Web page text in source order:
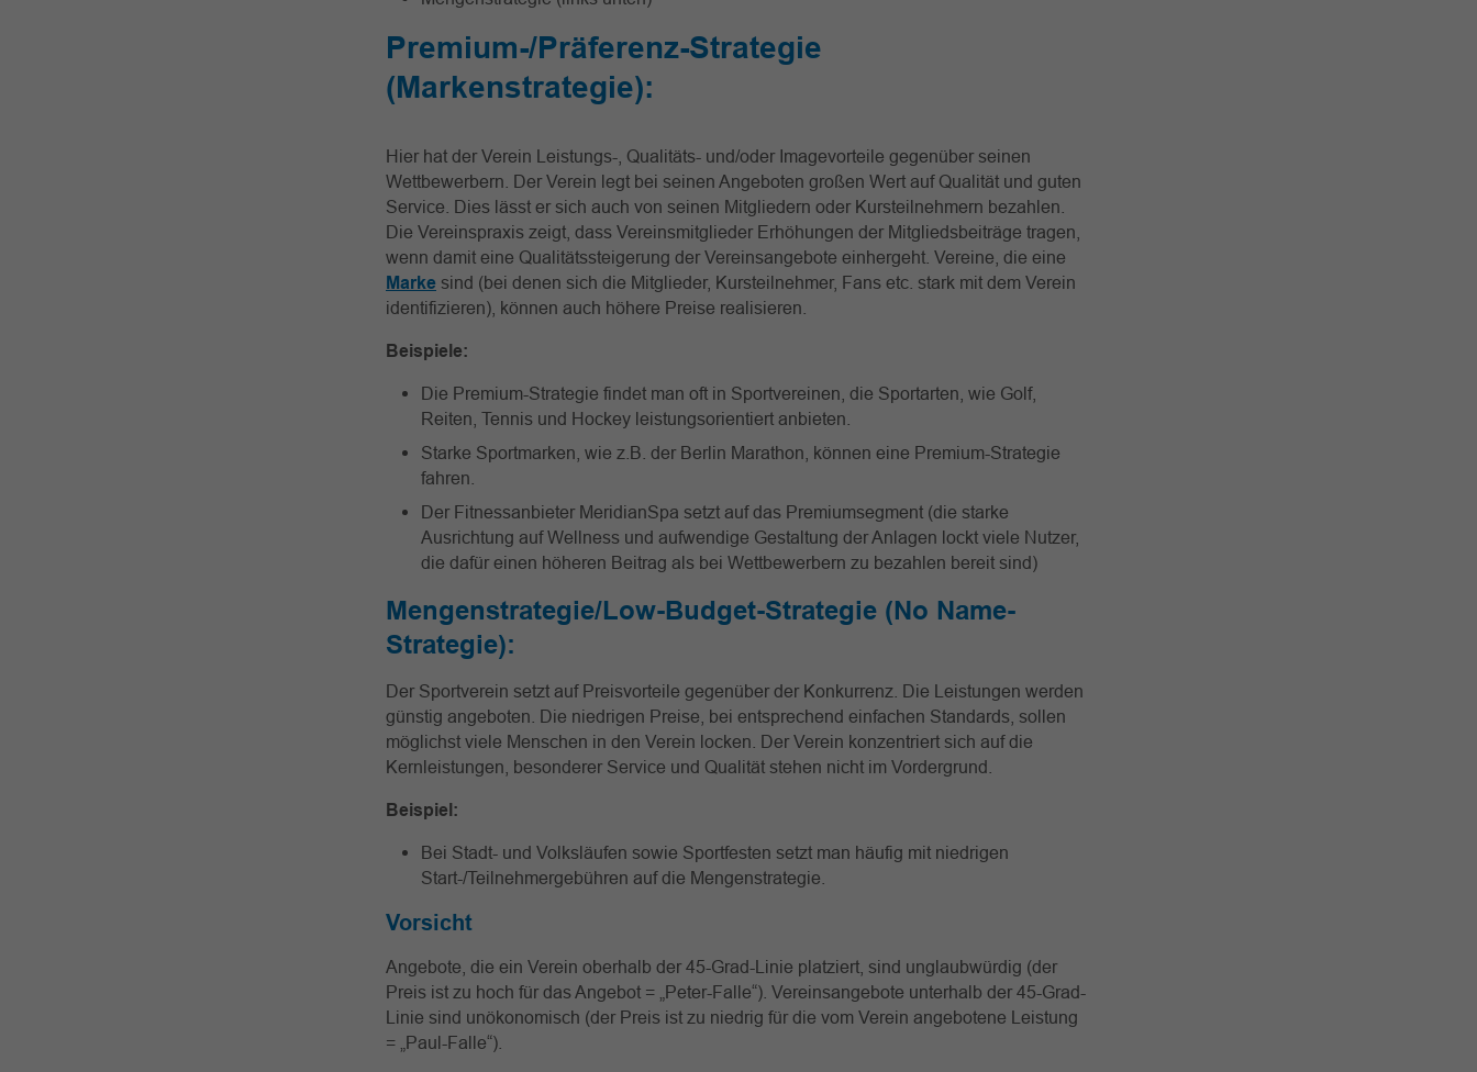
Premium-/Präferenz-Strategie
(Markenstrategie):
Hier hat der Verein Leistungs-, Qualitäts- und/oder Imagevorteile gegenüber seinen
Wettbewerbern. Der Verein legt bei seinen Angeboten großen Wert auf Qualität und guten
Service. Dies lässt er sich auch von seinen Mitgliedern oder Kursteilnehmern bezahlen.
Die Vereinspraxis zeigt, dass Vereinsmitglieder Erhöhungen der Mitgliedsbeiträge tragen,
wenn damit eine Qualitätssteigerung der Vereinsangebote einhergeht. Vereine, die eine
Marke sind (bei denen sich die Mitglieder, Kursteilnehmer, Fans etc. stark mit dem Verein
identifizieren), können auch höhere Preise realisieren.
Beispiele:
Die Premium-Strategie findet man oft in Sportvereinen, die Sportarten, wie Golf,
Reiten, Tennis und Hockey leistungsorientiert anbieten.
Starke Sportmarken, wie z.B. der Berlin Marathon, können eine Premium-Strategie
fahren.
Der Fitnessanbieter MeridianSpa setzt auf das Premiumsegment (die starke
Ausrichtung auf Wellness und aufwendige Gestaltung der Anlagen lockt viele Nutzer,
die dafür einen höheren Beitrag als bei Wettbewerbern zu bezahlen bereit sind)
Mengenstrategie/Low-Budget-Strategie (No Name-
Strategie):
Der Sportverein setzt auf Preisvorteile gegenüber der Konkurrenz. Die Leistungen werden
günstig angeboten. Die niedrigen Preise, bei entsprechend einfachen Standards, sollen
möglichst viele Menschen in den Verein locken. Der Verein konzentriert sich auf die
Kernleistungen, besonderer Service und Qualität stehen nicht im Vordergrund.
Beispiel:
Bei Stadt- und Volksläufen sowie Sportfesten setzt man häufig mit niedrigen
Start-/Teilnehmergebühren auf die Mengenstrategie.
Vorsicht
Angebote, die ein Verein oberhalb der 45-Grad-Linie platziert, sind unglaubwürdig (der
Preis ist zu hoch für das Angebot = „Peter-Falle“). Vereinsangebote unterhalb der 45-Grad-
Linie sind unökonomisch (der Preis ist zu niedrig für die vom Verein angebotene Leistung
= „Paul-Falle“).